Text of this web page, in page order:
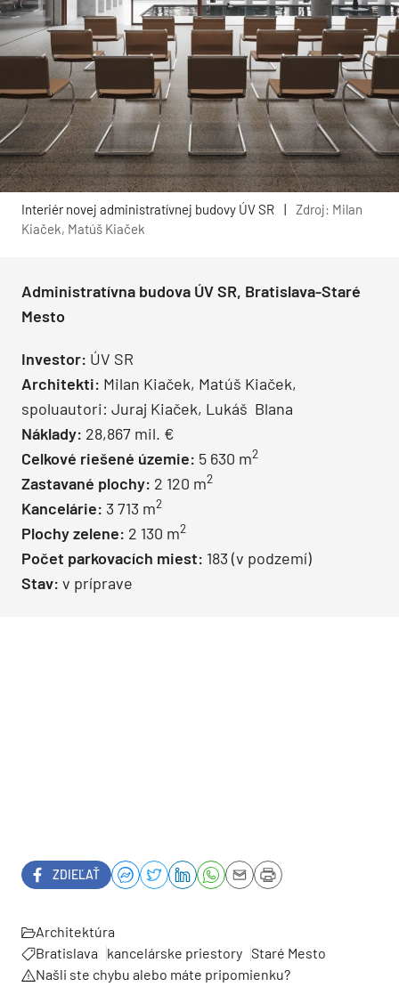
Interiér novej administratívnej budovy ÚV SR |
Zdroj: Milan
Kiaček, Matúš Kiaček
Administratívna budova ÚV SR, Bratislava-Staré
Mesto
Investor: ÚV SR
Architekti: Milan Kiaček, Matúš Kiaček,
spoluautori: Juraj Kiaček, Lukáš Blana
Náklady: 28,867 mil. €
Celkové riešené územie: 5 630 m2
Zastavané plochy: 2 120 m2
Kancelárie: 3 713 m2
Plochy zelene: 2 130 m2
Počet parkovacích miest: 183 (v podzemí)
Stav: v príprave
ZDIEĽAŤ
Architektúra
Bratislava
kancelárske priestory Staré Mesto
Našli ste chybu alebo máte pripomienku?